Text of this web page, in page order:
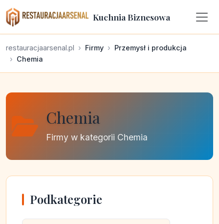
Kuchnia Biznesowa
restauracjaarsenal.pl Firmy
Przemysł i produkcja
Chemia
Chemia
Firmy w kategorii Chemia
Podkategorie